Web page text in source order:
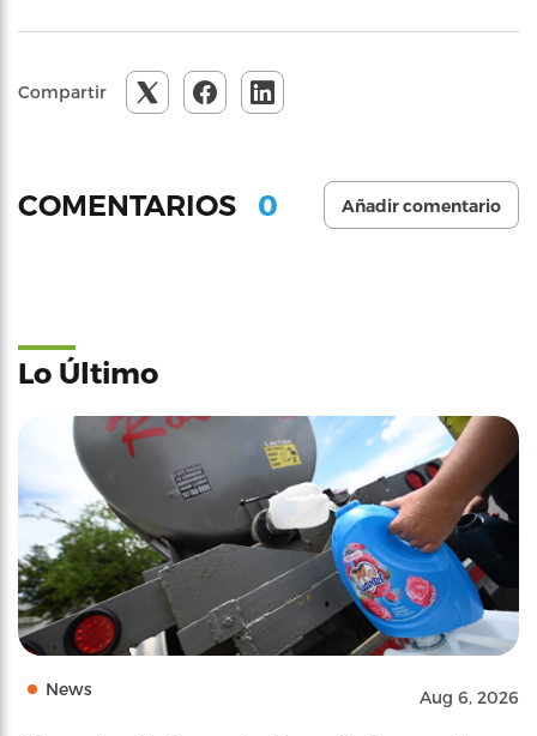
Compartir
COMENTARIOS 0 Añadir comentario
Lo Último
News Aug 6, 2026